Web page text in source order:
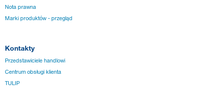
Nota prawna
Marki produktów - przegląd
Kontakty
Przedstawiciele handlowi
Centrum obsługi klienta
TULIP